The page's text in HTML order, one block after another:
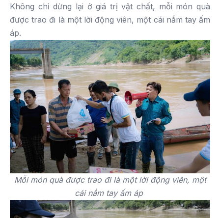
Không chỉ dừng lại ở giá trị vật chất, mỗi món quà
được trao đi là một lời động viên, một cái nắm tay ấm
áp.
Mỗi món quà được trao đi là một lời động viên, một
cái nắm tay ấm áp